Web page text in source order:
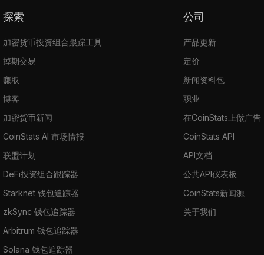
探索
加密货币投资组合跟踪工具
掉期交易
赚取
博客
加密货币新闻
CoinStats AI 市场情报
联盟计划
DeFi投资组合跟踪器
Starknet 钱包追踪器
zkSync 钱包追踪器
Arbitrum 钱包追踪器
Solana 钱包追踪器
公司
产品更新
定价
新闻资料包
职业
在CoinStats上做广告
CoinStats API
API文档
公共API仪表板
CoinStats新闻源
关于我们